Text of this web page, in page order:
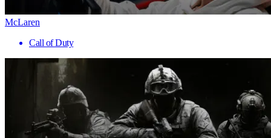
McLaren
Call of Duty